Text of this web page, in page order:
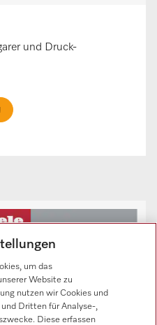
und Druck-
um das
Website zu
nutzen wir Cookies und
Dritten für Analyse-,
Diese erfassen